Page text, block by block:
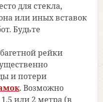
для стекла,
или иных вставок
Будьте
рейки
и потери
. Возможно
или 2 метра (в